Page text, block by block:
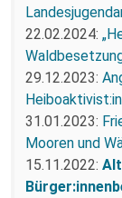
22.02.2024:
29.12.2023:
Heiboaktivist:in
31.01.2023:
Mooren und
15.11.2022: